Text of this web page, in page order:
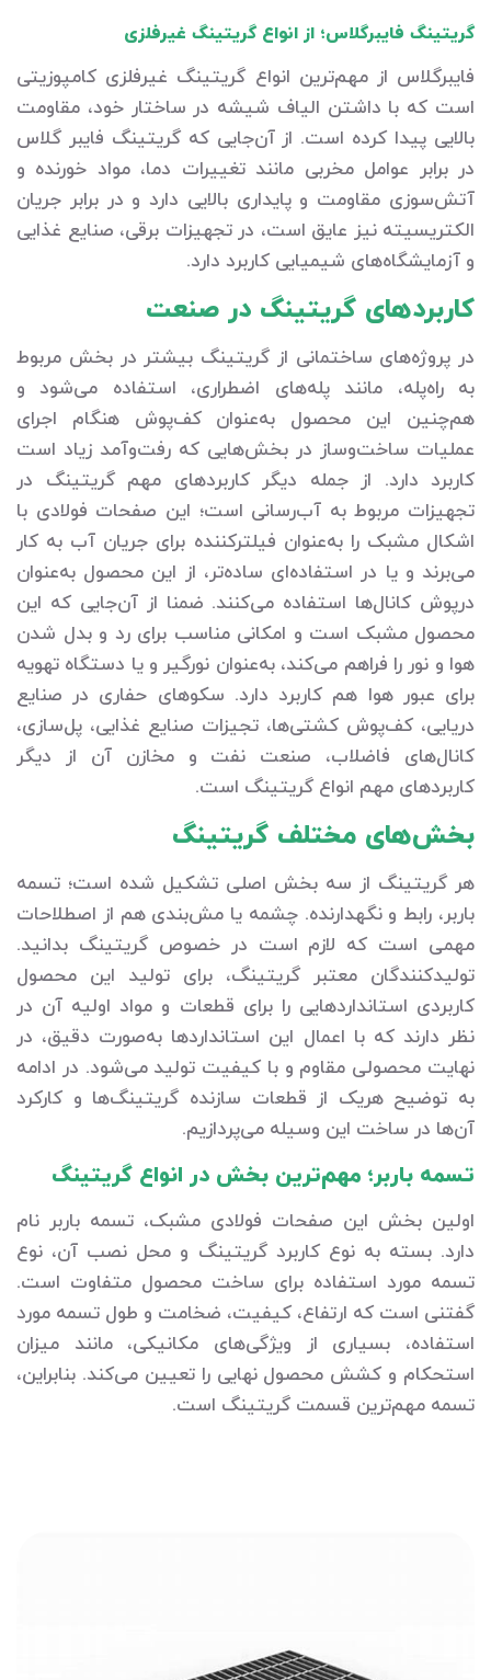
گریتینگ فایبرگلاس؛ از انواع گریتینگ غیرفلزی
فایبرگلاس از مهم‌ترین انواع گریتینگ غیرفلزی کامپوزیتی
است که با داشتن الیاف شیشه در ساختار خود، مقاومت
بالایی پیدا کرده است. از آن‌جایی که گریتینگ فایبر گلاس
در برابر عوامل مخربی مانند تغییرات دما، مواد خورنده و
آتش‌سوزی مقاومت و پایداری بالایی دارد و در برابر جریان
الکتریسیته نیز عایق است، در تجهیزات برقی، صنایع غذایی
و آزمایشگاه‌های شیمیایی کاربرد دارد.
کاربردهای گریتینگ در صنعت
در پروژه‌های ساختمانی از گریتینگ بیشتر در بخش مربوط
به راه‌پله، مانند پله‌های اضطراری، استفاده می‌شود و
هم‌چنین این محصول به‌عنوان کف‌پوش هنگام اجرای
عملیات ساخت‌وساز در بخش‌هایی که رفت‌وآمد زیاد است
کاربرد دارد. از جمله دیگر کاربردهای مهم گریتینگ در
تجهیزات مربوط به آب‌رسانی است؛ این صفحات فولادی با
اشکال مشبک را به‌عنوان فیلترکننده برای جریان آب به کار
می‌برند و یا در استفاده‌ای ساده‌تر، از این محصول به‌عنوان
درپوش کانال‌ها استفاده می‌کنند. ضمنا از آن‌جایی که این
محصول مشبک است و امکانی مناسب برای رد و بدل شدن
هوا و نور را فراهم می‌کند، به‌عنوان نورگیر و یا دستگاه تهویه
برای عبور هوا هم کاربرد دارد. سکوهای حفاری در صنایع
دریایی، کف‌پوش کشتی‌ها، تجیزات صنایع غذایی، پل‌سازی،
کانال‌های فاضلاب، صنعت نفت و مخازن آن از دیگر
کاربردهای مهم انواع گریتینگ است.
بخش‌های مختلف گریتینگ
هر گریتینگ از سه بخش اصلی تشکیل شده است؛ تسمه
باربر، رابط و نگهدارنده. چشمه یا مش‌بندی هم از اصطلاحات
مهمی است که لازم است در خصوص گریتینگ بدانید.
تولیدکنندگان معتبر گریتینگ، برای تولید این محصول
کاربردی استانداردهایی را برای قطعات و مواد اولیه آن در
نظر دارند که با اعمال این استانداردها به‌صورت دقیق، در
نهایت محصولی مقاوم و با کیفیت تولید می‌شود. در ادامه
به توضیح هریک از قطعات سازنده گریتینگ‌ها و کارکرد
آن‌ها در ساخت این وسیله می‌پردازیم.
تسمه باربر؛ مهم‌ترین بخش در انواع گریتینگ
اولین بخش این صفحات فولادی مشبک، تسمه باربر نام
دارد. بسته به نوع کاربرد گریتینگ و محل نصب آن، نوع
تسمه مورد استفاده برای ساخت محصول متفاوت است.
گفتنی است که ارتفاع، کیفیت، ضخامت و طول تسمه مورد
استفاده، بسیاری از ویژگی‌های مکانیکی، مانند میزان
استحکام و کشش محصول نهایی را تعیین می‌کند. بنابراین،
تسمه مهم‌ترین قسمت گریتینگ است.